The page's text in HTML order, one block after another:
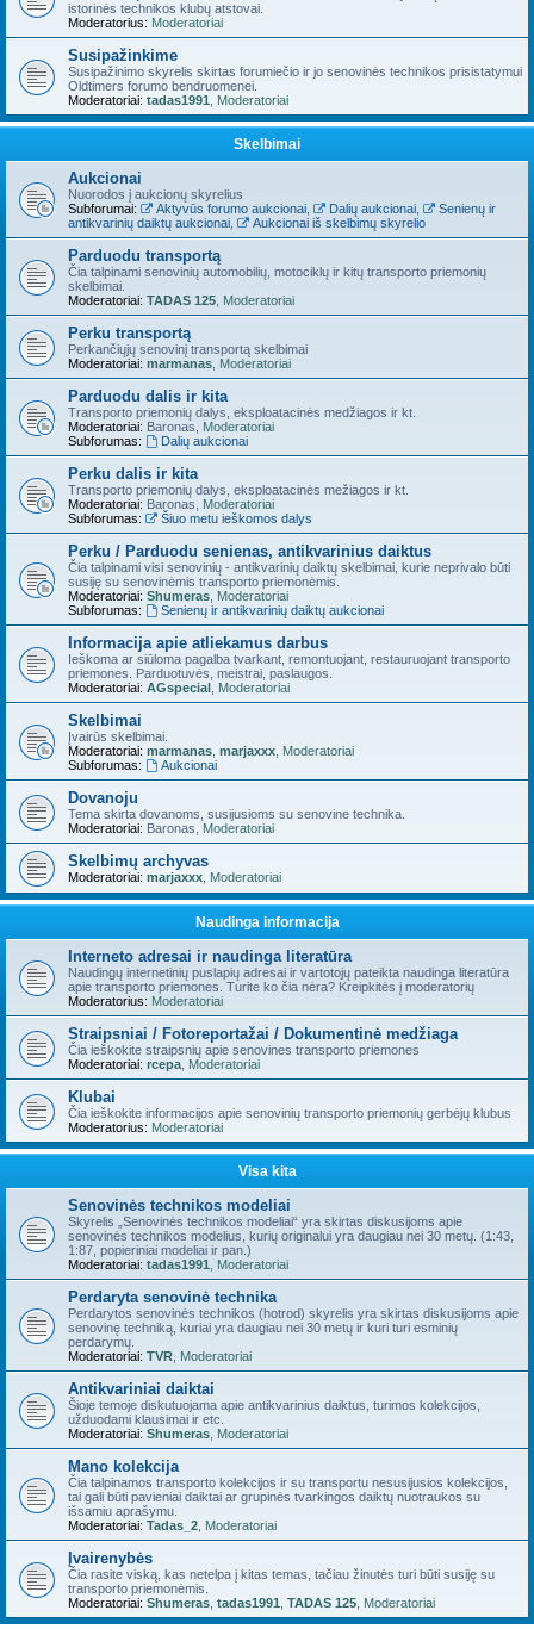
istorinės technikos klubų atstovai.
Moderatorius: Moderatoriai
Susipažinkime
Susipažinimo skyrelis skirtas forumiečio ir jo senovinės technikos prisistatymui
Oldtimers forumo bendruomenei.
Moderatoriai: tadas1991 Moderatoriai
Skelbimai
Aukcionai
Nuorodos į aukcionų skyrelius
Subforumai:
Aktyvūs forumo aukcionai, Dalių aukcionai,
Senienų ir
antikvarinių daiktų aukcionai
Aukcionai iš skelbimų skyrelio
Parduodu transportą
Čia talpinami senovinių automobilių, motociklų ir kitų transporto priemonių
skelbimai.
Moderatoriai: TADAS 125 Moderatoriai
Perku transportą
Perkančiųjų senovinį transportą skelbimai
Moderatoriai: marmanas Moderatoriai
Parduodu dalis ir kita
Transporto priemonių dalys, eksploatacinės medžiagos ir kt.
Moderatoriai: Baronas
Moderatoriai
Subforumas:
Dalių aukcionai
Perku dalis ir kita
Transporto priemonių dalys, eksploatacinės mežiagos ir kt.
Moderatoriai: Baronas
Moderatoriai
Subforumas:
Šiuo metu ieškomos dalys
Perku / Parduodu senienas, antikvarinius daiktus
Čia talpinami visi senovinių - antikvarinių daiktų skelbimai, kurie neprivalo būti
susiję su senovinėmis transporto priemonėmis.
Moderatoriai: Shumeras Moderatoriai
Subforumas:
Senienų ir antikvarinių daiktų aukcionai
Informacija apie atliekamus darbus
Ieškoma ar siūloma pagalba tvarkant, remontuojant, restauruojant transporto
priemones. Parduotuvės, meistrai, paslaugos.
Moderatoriai: AGspecial Moderatoriai
Skelbimai
Įvairūs skelbimai.
Moderatoriai: marmanas marjaxxx Moderatoriai
Subforumas:
Aukcionai
Dovanoju
Tema skirta dovanoms, susijusioms su senovine technika.
Moderatoriai: Baronas Moderatoriai
Skelbimų archyvas
Moderatoriai: marjaxxx Moderatoriai
Naudinga informacija
Interneto adresai ir naudinga literatūra
Naudingų internetinių puslapių adresai ir vartotojų pateikta naudinga literatūra
apie transporto priemones. Turite ko čia nėra? Kreipkitės į moderatorių
Moderatorius: Moderatoriai
Straipsniai / Fotoreportažai / Dokumentinė medžiaga
Čia ieškokite straipsnių apie senovines transporto priemones
Moderatoriai: rcepa Moderatoriai
Klubai
Čia ieškokite informacijos apie senovinių transporto priemonių gerbėjų klubus
Moderatorius: Moderatoriai
Visa kita
Senovinės technikos modeliai
Skyrelis „Senovinės technikos modeliai“ yra skirtas diskusijoms apie
senovinės technikos modelius, kurių originalui yra daugiau nei 30 metų. (1:43,
1:87, popieriniai modeliai ir pan.)
Moderatoriai: tadas1991 Moderatoriai
Perdaryta senovinė technika
Perdarytos senovinės technikos (hotrod) skyrelis yra skirtas diskusijoms apie
senovinę techniką, kuriai yra daugiau nei 30 metų ir kuri turi esminių
perdarymų.
Moderatoriai: TVR Moderatoriai
Antikvariniai daiktai
Šioje temoje diskutuojama apie antikvarinius daiktus, turimos kolekcijos,
užduodami klausimai ir etc.
Moderatoriai: Shumeras Moderatoriai
Mano kolekcija
Čia talpinamos transporto kolekcijos ir su transportu nesusijusios kolekcijos,
tai gali būti pavieniai daiktai ar grupinės tvarkingos daiktų nuotraukos su
išsamiu aprašymu.
Moderatoriai: Tadas_2 Moderatoriai
Įvairenybės
Čia rasite viską, kas netelpa į kitas temas, tačiau žinutės turi būti susiję su
transporto priemonėmis.
Moderatoriai: Shumeras tadas1991 TADAS 125 Moderatoriai